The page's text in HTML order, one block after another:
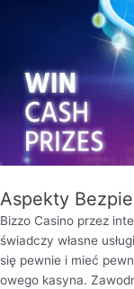
Aspekty
Bizzo Casino przez
świadczy własne
się pewnie i mieć
owego kasyna.